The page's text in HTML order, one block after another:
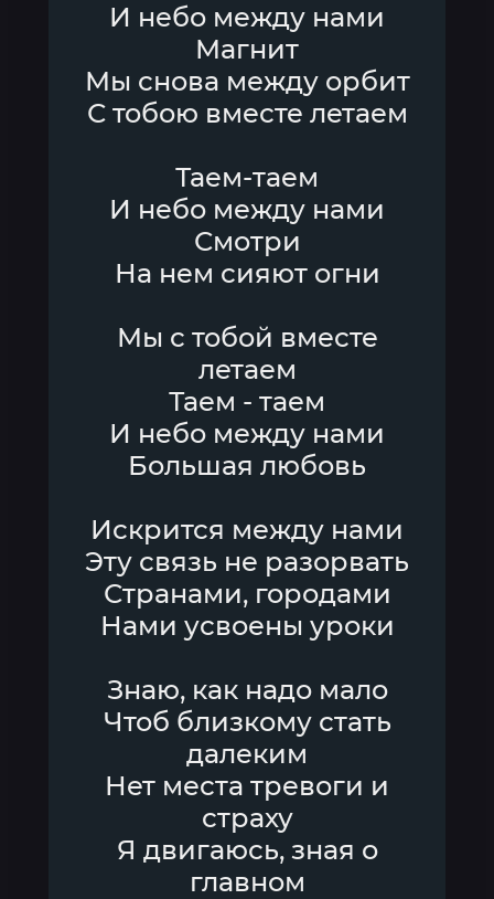
И небо между нами
Магнит
Мы снова между орбит
С тобою вместе летаем
Таем-таем
И небо между нами
Смотри
На нем сияют огни
Мы с тобой вместе
летаем
Таем - таем
И небо между нами
Большая любовь
Искрится между нами
Эту связь не разорвать
Странами, городами
Нами усвоены уроки
Знаю, как надо мало
Чтоб близкому стать
далеким
Нет места тревоги и
страху
Я двигаюсь, зная о
главном